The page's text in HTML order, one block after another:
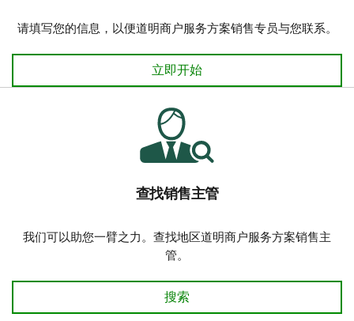
请填写您的信息，以便道明商户服务方案销售专员与您联系。
让我们联系您
立即开始
查找销售主管
我们可以助您一臂之力。查找地区道明商户服务方案销售主
管。
查找销售主管
搜索